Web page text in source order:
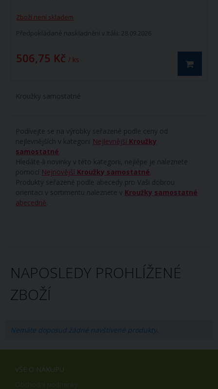
Zboží není skladem
Předpokládané naskladnění v Itálii: 28.09.2026
506,75 Kč / ks
Kroužky samostatné
Podívejte se na výrobky seřazené podle ceny od
nejlevnějších v kategorii Nejlevnější Kroužky
samostatné
Hledáte-li novinky v této kategorii, nejlépe je naleznete
pomocí Nejnovější Kroužky samostatné
Produkty seřazené podle abecedy pro Vaši dobrou
orientaci v sortimentu naleznete v Kroužky samostatné
abecedně
NAPOSLEDY PROHLÍŽENÉ
ZBOŽÍ
Nemáte doposud žádné navštívené produkty.
VŠE O NÁKUPU